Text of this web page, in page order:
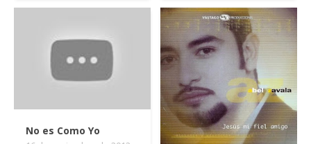
No es Como Yo